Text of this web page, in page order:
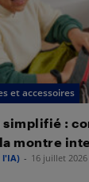
et accessoires
simplifié :
montre
l'IA) - 16 juillet 2026